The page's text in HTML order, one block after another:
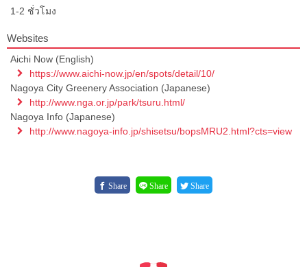
1-2 ชั่วโมง
Websites
Aichi Now (English)
https://www.aichi-now.jp/en/spots/detail/10/
Nagoya City Greenery Association (Japanese)
http://www.nga.or.jp/park/tsuru.html/
Nagoya Info (Japanese)
http://www.nagoya-info.jp/shisetsu/bopsMRU2.html?cts=view
Share Share Share